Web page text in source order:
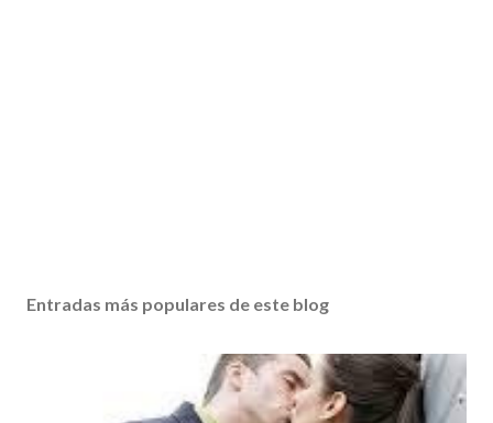
Entradas más populares de este blog